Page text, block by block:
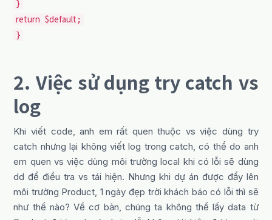
}
return $default ;
}
2. Việc sử dụng try catch vs
log
Khi viết code, anh em rất quen thuộc vs việc dùng try
catch nhưng lại không viết log trong catch, có thể do anh
em quen vs việc dùng môi trường local khi có lỗi sẽ dùng
dd để điều tra vs tái hiện. Nhưng khi dự án được đẩy lên
môi trường Product, 1 ngày đẹp trời khách báo có lỗi thì sẽ
như thế nào? Về cơ bản, chúng ta không thể lấy data từ